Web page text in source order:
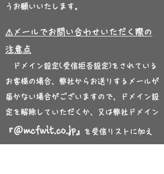
うお願いいたします。
⚠メールでお問い合わせいただく際の
注意点
ドメイン設定(受信拒否設定)をされている
お客様の場合、弊社からお送りするメールが
届かない場合がございますので、ドメイン設
定を解除していただくか、又は弊社ドメイン
『＠mcfwit.co.jp』を受信リストに加え